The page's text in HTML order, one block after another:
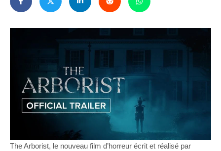
The Arborist, le nouveau film d’horreur écrit et réalisé par